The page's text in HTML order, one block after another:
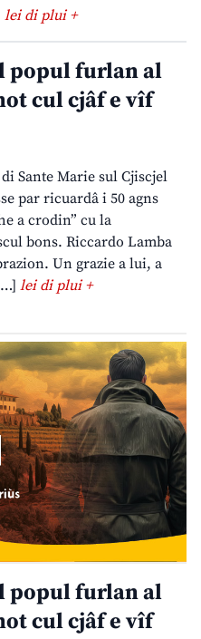
lei di plui +
popul furlan al
cul cjâf e vîf
Sante Marie sul Cjiscjel
par ricuardâ i 50 agns
a crodin” cu la
bons. Riccardo Lamba
Un grazie a lui, a
lei di plui +
popul furlan al
cul cjâf e vîf